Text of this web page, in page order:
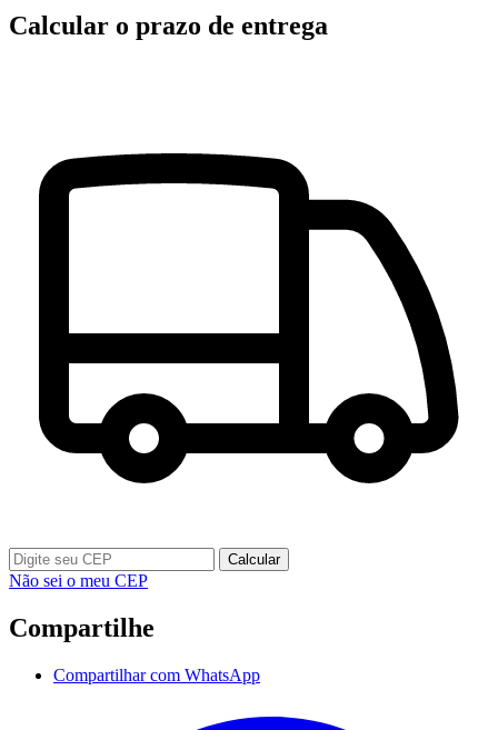
Calcular o prazo de entrega
Calcular
Não sei o meu CEP
Compartilhe
Compartilhar com WhatsApp